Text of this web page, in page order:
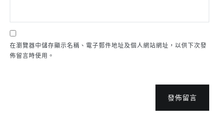
在瀏覽器中儲存顯示名稱、電子郵件地址及個人網站網址，以供下次發
佈留言時使用。
發佈留言